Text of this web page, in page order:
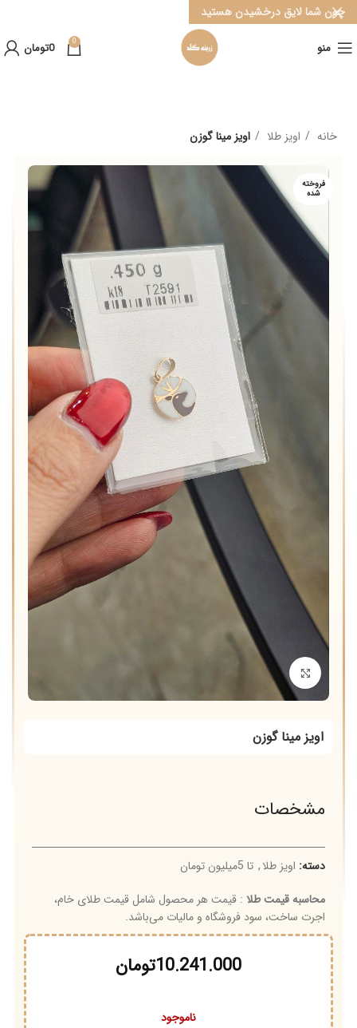
منو 0
0تومان
خانه اویز طلا اویز مینا گوزن
فروخته
شده
برای بزرگنمایی کلیک کنید
اویز مینا گوزن
مشخصات
دسته: اویز طلا, تا 5میلیون تومان
محاسبه قیمت طلا : قیمت هر محصول شامل قیمت طلای خام،
اجرت ساخت، سود فروشگاه و مالیات می‌باشد.
10.241.000تومان
ناموجود
چون شما لایق درخشیدن هستید